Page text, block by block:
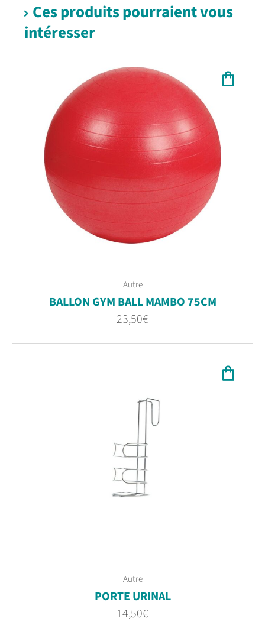
Ces produits pourraient vous
intéresser
Autre
BALLON GYM BALL MAMBO 75CM
23,50€
Autre
PORTE URINAL
14,50€